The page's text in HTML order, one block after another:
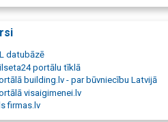
datubāzē
portālu tīklā
building.lv - par būvniecību Latvijā
visaigimenei.lv
firmas.lv